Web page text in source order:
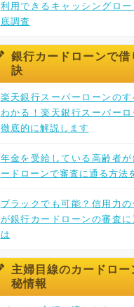
利用できるキャッシングロー
底調査
銀行カードローンで借
訣
楽天銀行スーパーローンのす
わかる！楽天銀行スーパーロ
徹底的に解説します
年金を受給している高齢者が
ードローンで審査に通る方法
ブラックでも可能？信用力の
が銀行カードローンの審査に
は
主婦目線のカードロー
秘情報